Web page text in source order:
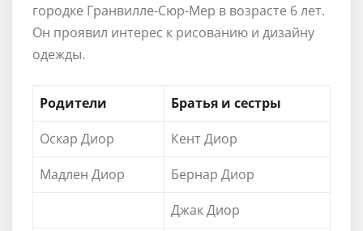
городке Гранвилле-Сюр-Мер в возрасте 6 лет.
Он проявил интерес к рисованию и дизайну
одежды.
Родители
Братья и сестры
Оскар Диор
Кент Диор
Мадлен Диор
Бернар Диор
Джак Диор